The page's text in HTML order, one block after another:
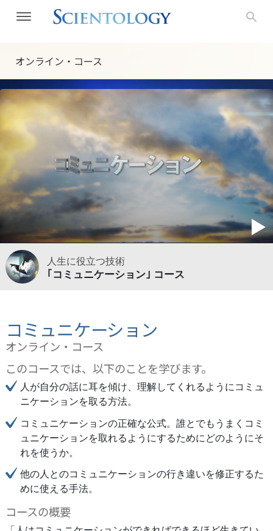
オンライン・コース
人生に役立つ技術
｢コミュニケーション｣ コース
コミュニケーション
オンライン・コース
このコースでは、以下のことを学びます。
人が自分の話に耳を傾け、理解してくれるようにコミュ
ニケーションを取る方法。
コミュニケーションの正確な公式。誰とでもうまくコミ
ュニケーションを取れるようにするためにどのようにそ
れを使うか。
他の人とのコミュニケーションの行き違いを修正するた
めに使える手法。
コースの概要